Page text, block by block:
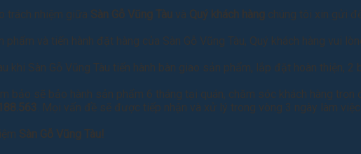
trách nhiệm giữa Sàn Gỗ Vũng Tàu và Quý khách hàng chúng tôi xin gửi
phẩm và tiến hành đặt hàng của Sàn Gỗ Vũng Tàu, Quý khách hàng vui
khi Sàn Gỗ Vũng Tàu tiến hành bàn giao sản phẩm, lắp đặt hoàn thiện, 2
bảo sẽ bảo hành sản phẩm 6 tháng tại quán, chăm sóc khách hàng
. Mọi vấn đề sẽ được tiếp nhận và xử lý trong vòng 3 ngày làm việc.
Sàn Gỗ Vũng Tàu!